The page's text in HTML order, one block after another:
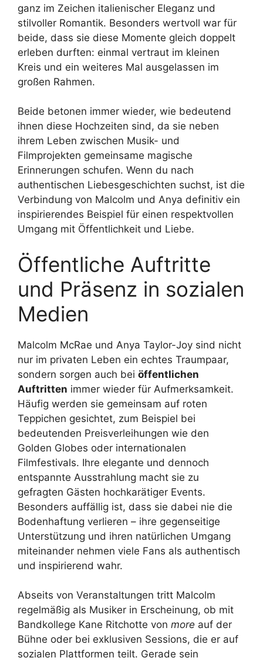
ganz im Zeichen italienischer Eleganz und
stilvoller Romantik. Besonders wertvoll war für
beide, dass sie diese Momente gleich doppelt
erleben durften: einmal vertraut im kleinen
Kreis und ein weiteres Mal ausgelassen im
großen Rahmen.
Beide betonen immer wieder, wie bedeutend
ihnen diese Hochzeiten sind, da sie neben
ihrem Leben zwischen Musik- und
Filmprojekten gemeinsame magische
Erinnerungen schufen. Wenn du nach
authentischen Liebesgeschichten suchst, ist die
Verbindung von Malcolm und Anya definitiv ein
inspirierendes Beispiel für einen respektvollen
Umgang mit Öffentlichkeit und Liebe.
Öffentliche Auftritte
und Präsenz in sozialen
Medien
Malcolm McRae und Anya Taylor-Joy sind nicht
nur im privaten Leben ein echtes Traumpaar,
sondern sorgen auch bei öffentlichen
Auftritten immer wieder für Aufmerksamkeit.
Häufig werden sie gemeinsam auf roten
Teppichen gesichtet, zum Beispiel bei
bedeutenden Preisverleihungen wie den
Golden Globes oder internationalen
Filmfestivals. Ihre elegante und dennoch
entspannte Ausstrahlung macht sie zu
gefragten Gästen hochkarätiger Events.
Besonders auffällig ist, dass sie dabei nie die
Bodenhaftung verlieren – ihre gegenseitige
Unterstützung und ihren natürlichen Umgang
miteinander nehmen viele Fans als authentisch
und inspirierend wahr.
Abseits von Veranstaltungen tritt Malcolm
regelmäßig als Musiker in Erscheinung, ob mit
Bandkollege Kane Ritchotte von more auf der
Bühne oder bei exklusiven Sessions, die er auf
sozialen Plattformen teilt. Gerade sein